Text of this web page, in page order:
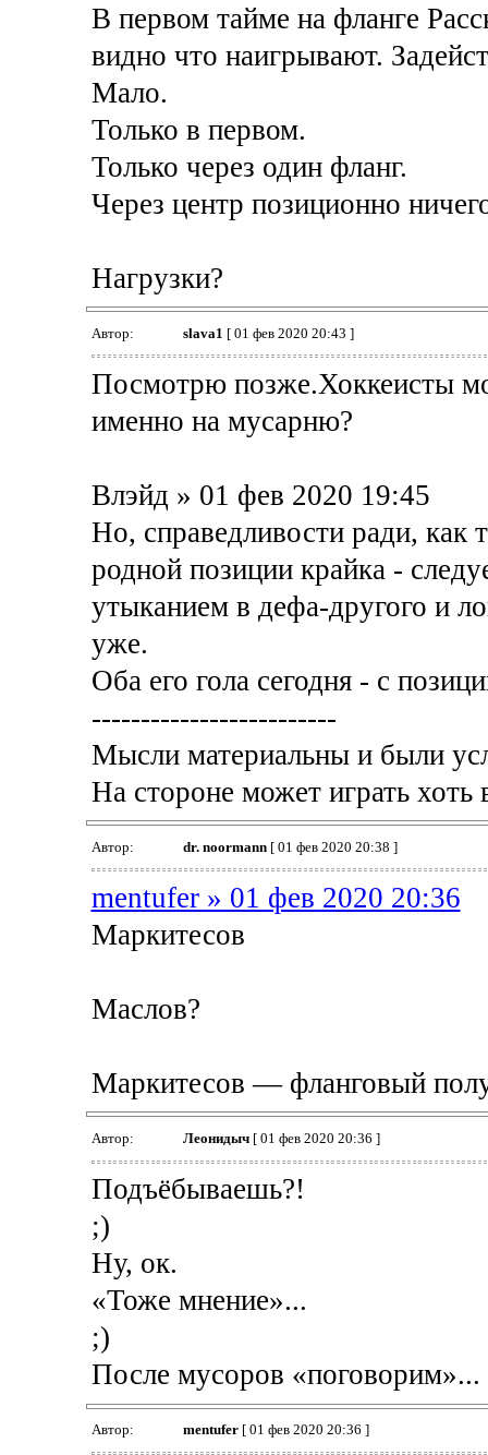
В первом тайме на фланге
видно что наигрывают.
Мало.
Только в первом.
Только через один фланг.
Через центр позиционно
Нагрузки?
Автор: slava1 [ 01 фев 2020 20:43 ]
Посмотрю позже.Хоккеисты
именно на мусарню?
Влэйд » 01 фев 2020 19:45
Но, справедливости ради, как
родной позиции крайка -
утыканием в дефа-другого и
уже.
Оба его гола сегодня - с
-------------------------
Мысли материальны и были
На стороне может играть хоть
Автор: dr. noormann[ 01 фев 2020 20:38 ]
mentufer » 01 фев 2020 20:36
Маркитесов
Маслов?
Маркитесов — фланговый
Автор: Леонидыч[ 01 фев 2020 20:36 ]
Подъёбываешь?!
;)
Ну, ок.
«Тоже мнение»...
;)
После мусоров «поговорим»...
Автор: mentufer[ 01 фев 2020 20:36 ]